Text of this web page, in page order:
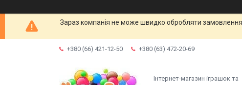
Зараз компанія не може швидко обробляти замовлення
+380 (66) 421-12-50 +380 (63) 472-20-69
Інтернет-магазин іграшок та